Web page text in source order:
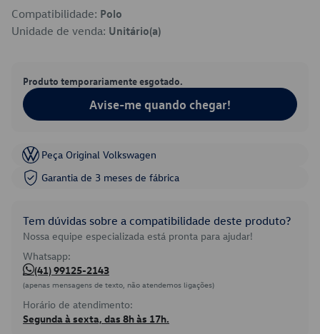
Compatibilidade: Polo
Unidade de venda: Unitário(a)
Produto temporariamente esgotado.
Avise-me quando chegar!
Peça Original Volkswagen
Garantia de 3 meses de fábrica
Tem dúvidas sobre a compatibilidade deste produto?
Nossa equipe especializada está pronta para ajudar!
Whatsapp:
(41) 99125-2143
(apenas mensagens de texto, não atendemos ligações)
Horário de atendimento:
Segunda à sexta, das 8h às 17h.